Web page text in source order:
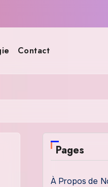
Contact
Pages
À Propos de